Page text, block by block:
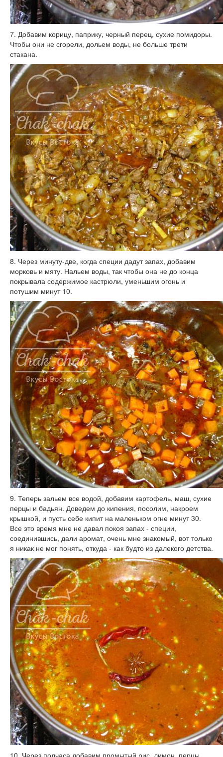
7. Добавим корицу, паприку, черный перец, сухие помидоры.
Чтобы они не сгорели, дольем воды, не больше трети
стакана.
8. Через минуту-две, когда специи дадут запах, добавим
морковь и мяту. Нальем воды, так чтобы она не до конца
покрывала содержимое кастрюли, уменьшим огонь и
потушим минут 10.
9. Теперь зальем все водой, добавим картофель, маш, сухие
перцы и бадьян. Доведем до кипения, посолим, накроем
крышкой, и пусть себе кипит на маленьком огне минут 30.
Все это время мне не давал покоя запах - специи,
соединившись, дали аромат, очень мне знакомый, вот только
я никак не мог понять, откуда - как будто из далекого детства.